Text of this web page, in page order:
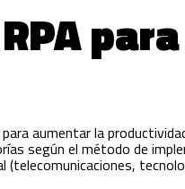
para
aumentar la
según el método de